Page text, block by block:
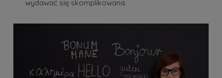
wydawać się skomplikowana.